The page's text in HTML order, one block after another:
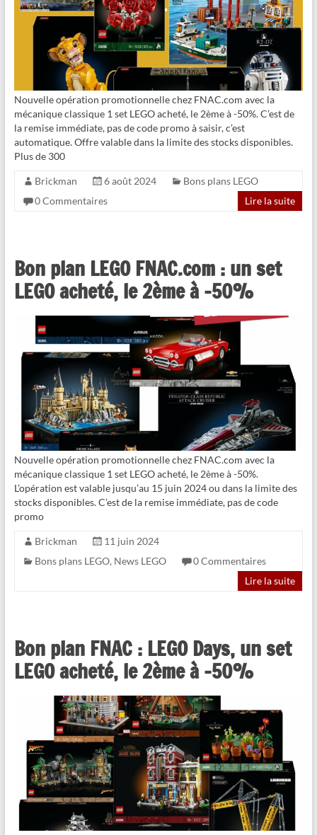
Nouvelle opération promotionnelle chez FNAC.com avec la
mécanique classique 1 set LEGO acheté, le 2ème à -50%. C’est de
la remise immédiate, pas de code promo à saisir, c’est
automatique. Offre valable dans la limite des stocks disponibles.
Plus de 300
Brickman 6 août 2024
Bons plans LEGO
0 Commentaires
Lire la suite
Bon plan LEGO FNAC.com : un set
LEGO acheté, le 2ème à -50%
Nouvelle opération promotionnelle chez FNAC.com avec la
mécanique classique 1 set LEGO acheté, le 2ème à -50%.
L’opération est valable jusqu’au 15 juin 2024 ou dans la limite des
stocks disponibles. C’est de la remise immédiate, pas de code
promo
Brickman
11 juin 2024
Bons plans LEGO, News LEGO
0 Commentaires
Lire la suite
Bon plan FNAC : LEGO Days, un set
LEGO acheté, le 2ème à -50%